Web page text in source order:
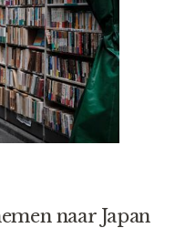
naar Japan